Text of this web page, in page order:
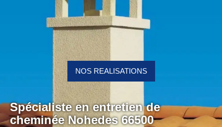
Spécialiste en entretien de
cheminée Nohedes 66500
NOS REALISATIONS